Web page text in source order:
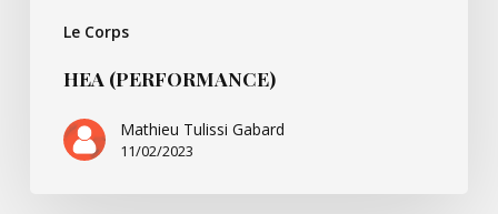
Le Corps
HEA (PERFORMANCE)
Mathieu Tulissi Gabard
11/02/2023